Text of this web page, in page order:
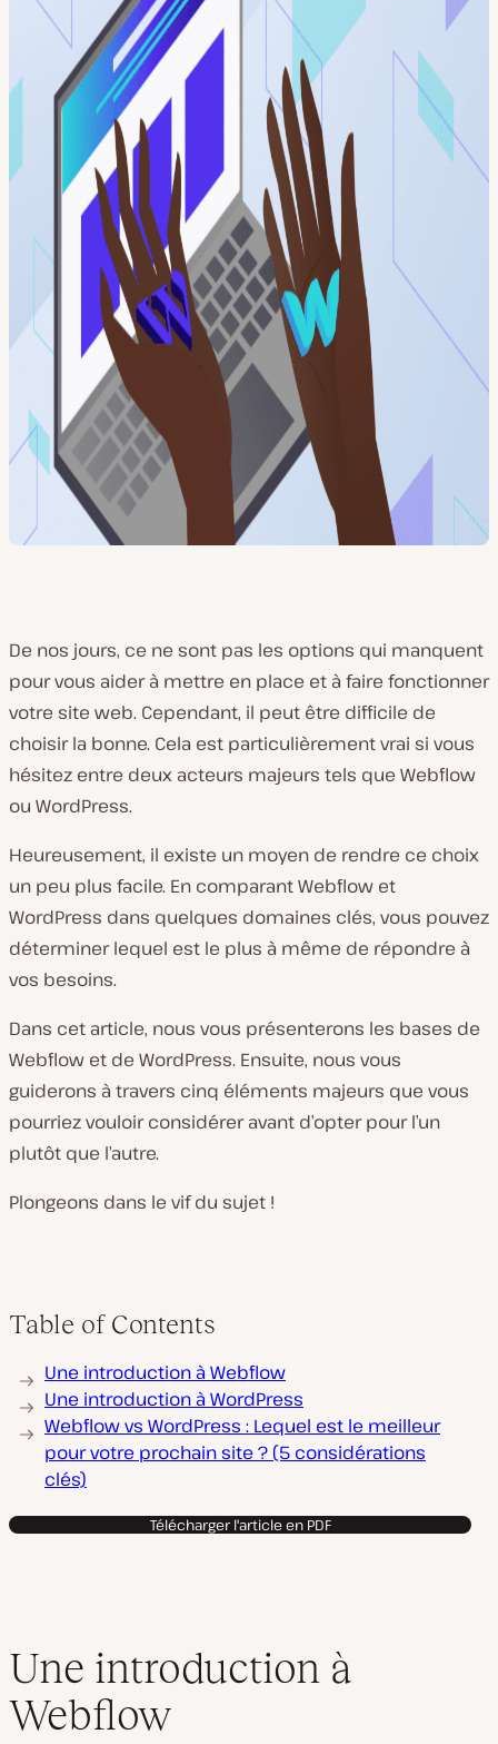
De nos jours, ce ne sont pas les options qui manquent
pour vous aider à mettre en place et à faire fonctionner
votre site web. Cependant, il peut être difficile de
choisir la bonne. Cela est particulièrement vrai si vous
hésitez entre deux acteurs majeurs tels que Webflow
ou WordPress.
Heureusement, il existe un moyen de rendre ce choix
un peu plus facile. En comparant Webflow et
WordPress dans quelques domaines clés, vous pouvez
déterminer lequel est le plus à même de répondre à
vos besoins.
Dans cet article, nous vous présenterons les bases de
Webflow et de WordPress. Ensuite, nous vous
guiderons à travers cinq éléments majeurs que vous
pourriez vouloir considérer avant d’opter pour l’un
plutôt que l’autre.
Plongeons dans le vif du sujet !
Table of Contents
Une introduction à Webflow
Une introduction à WordPress
Webflow vs WordPress : Lequel est le meilleur
pour votre prochain site ? (5 considérations
clés)
Télécharger l'article en PDF
Une introduction à
Webflow